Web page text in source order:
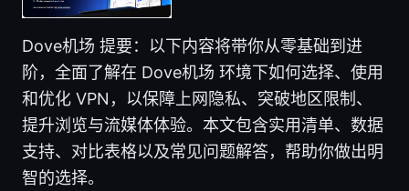
Dove机场 提要：以下内容将带你从零基础到进
阶，全面了解在 Dove机场 环境下如何选择、使用
和优化 VPN，以保障上网隐私、突破地区限制、
提升浏览与流媒体体验。本文包含实用清单、数据
支持、对比表格以及常见问题解答，帮助你做出明
智的选择。